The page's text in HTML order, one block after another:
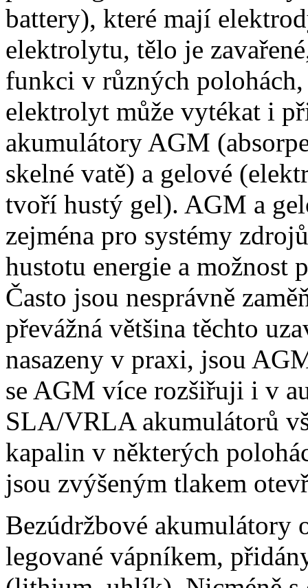
battery), které mají
elektrolytu, tělo je
funkci v různých
elektrolyt může vytékat i
akumulátory AGM
skelné vatě) a gelové
tvoří hustý gel). AGM a
zejména pro systémy
hustotu energie a
Často jsou nesprávně
převážná většina těchto
nasazeny v praxi, jsou
se AGM více rozšiřuji i v
SLA/VRLA akumulátorů
kapalin v některých
jsou zvýšeným tlakem
Bezúdržbové
legované vápníkem,